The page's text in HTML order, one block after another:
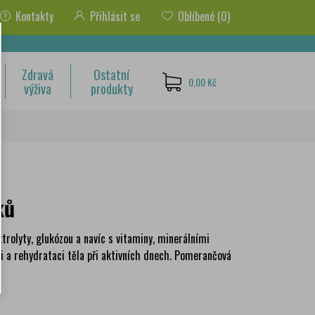
Kontakty Přihlásit se Oblíbené (0)
Zdravá
výživa
Ostatní
produkty 0,00 Kč
glukózou a navíc s vitaminy, minerálními
rehydrataci těla při aktivních dnech. Pomerančová